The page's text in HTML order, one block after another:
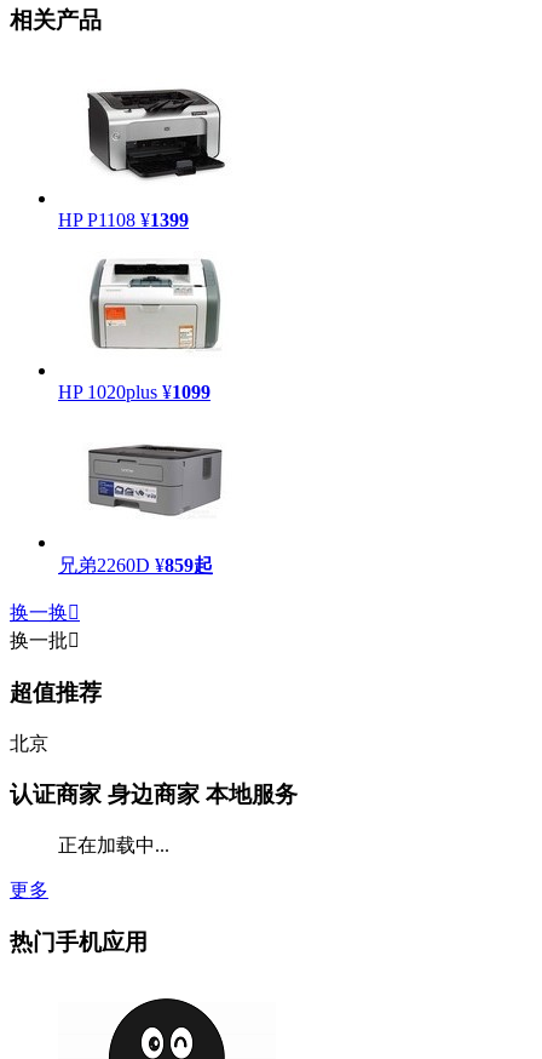
相关产品
HP P1108 ¥1399
HP 1020plus ¥1099
兄弟2260D ¥859起
换一换
换一批
超值推荐
北京
认证商家 身边商家 本地服务
正在加载中...
更多
热门手机应用